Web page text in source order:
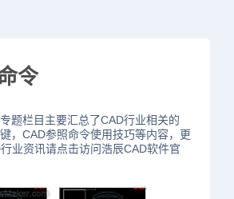
令
题栏目主要汇总了CAD行业相关的
，CAD参照命令使用技巧等内容，更
业资讯请点击访问浩辰CAD软件官